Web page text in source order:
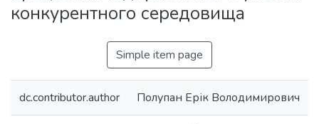
конкурентного середовища
Simple item page
dc.contributor.author Полупан Ерік Володимирович